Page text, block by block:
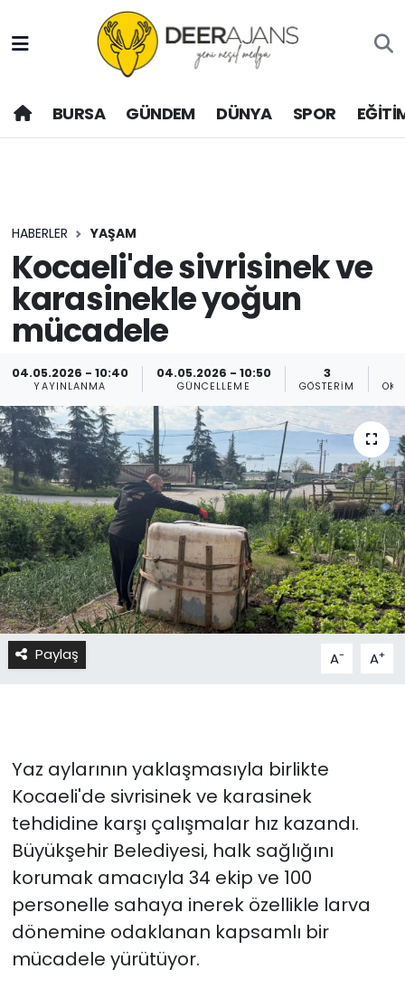
BURSA GÜNDEM DÜNYA SPOR
HABERLER YAŞAM
Kocaeli'de sivrisinek ve
karasinekle yoğun
mücadele
04.05.2026 - 10:40
YAYINLANMA
04.05.2026 - 10:50
GÜNCELLEME
3
GÖSTERIM
Paylaş A- A+
Yaz aylarının yaklaşmasıyla birlikte
Kocaeli'de sivrisinek ve karasinek
tehdidine karşı çalışmalar hız kazandı.
Büyükşehir Belediyesi, halk sağlığını
korumak amacıyla 34 ekip ve 100
personelle sahaya inerek özellikle larva
dönemine odaklanan kapsamlı bir
mücadele yürütüyor.
Hava Durumu
Trafik Durumu
Son Dakika Haberleri
Haber Arşivi